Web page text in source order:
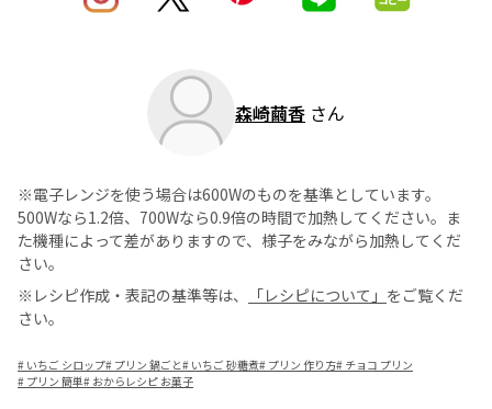
森崎繭香 さん
※電子レンジを使う場合は600Wのものを基準としています。
500Wなら1.2倍、700Wなら0.9倍の時間で加熱してください。ま
た機種によって差がありますので、様子をみながら加熱してくだ
さい。
※レシピ作成・表記の基準等は、
「レシピについて」 をご覧くだ
さい。
# いちご シロップ# プリン 鍋ごと# いちご 砂糖煮# プリン 作り方# チョコ プリン
# プリン 簡単# おからレシピ お菓子